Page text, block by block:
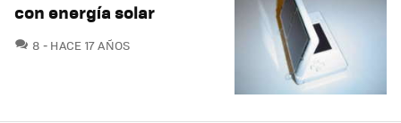
con energía solar
8 COMENTARIOS
HACE 17 AÑOS